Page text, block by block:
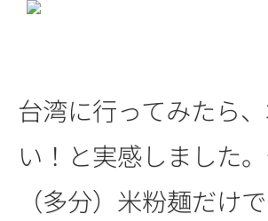
台湾に行ってみたら
い！と実感しました
（多分）米粉麺だけ